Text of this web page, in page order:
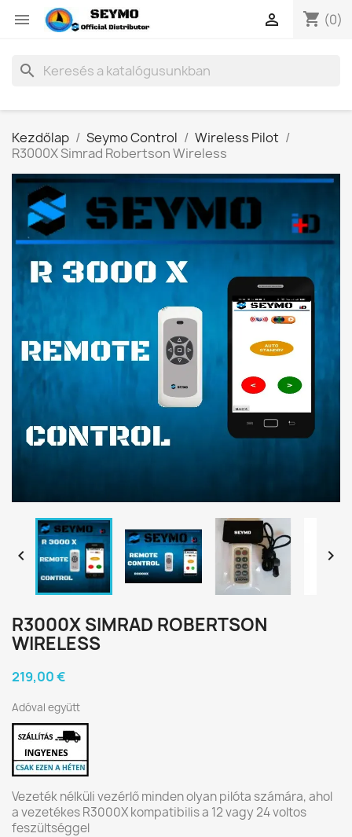
 shopping_cart (0)

search
Kezdőlap Seymo Control
Wireless Pilot
R3000X Simrad Robertson Wireless
 
R3000X SIMRAD ROBERTSON
WIRELESS
219,00 €
Adóval együtt
Vezeték nélküli vezérlő minden olyan pilóta számára, ahol
a vezetékes R3000X kompatibilis a 12 vagy 24 voltos
feszültséggel